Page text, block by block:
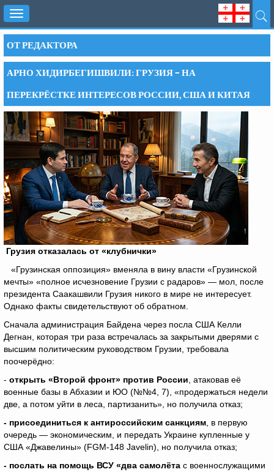
Toggle
navigation
ОТ РЕДАКТОРА
АРНО ХИДИРБЕГИШВИЛИ: ГРУЗИЯ – НА
ПЕРЕКРЁСТКЕ ИНТЕРЕСОВ РОССИИ, США И КИТАЯ
Грузия отказалась от «клубнички»
«Грузинская оппозиция» вменяла в вину власти «Грузинской
мечты» «полное исчезновение Грузии с радаров» — мол, после
президента Саакашвили Грузия никого в мире не интересует.
Однако факты свидетельствуют об обратном.
Сначала администрация Байдена через посла США Келли
Дегнан, которая три раза встречалась за закрытыми дверями с
высшим политическим руководством Грузии, требовала
поочерёдно:
- открыть «Второй фронт» против России , атаковав её
военные базы в Абхазии и ЮО (№№4, 7), «продержаться недели
две, а потом уйти в леса, партизанить», но получила отказ;
- присоединиться к антироссийским санкциям , в первую
очередь — экономическим, и передать Украине купленные у
США «Джавелины» (FGM-148 Javelin), но получила отказ;
- послать на помощь ВСУ «два самолёта с военнослужащими